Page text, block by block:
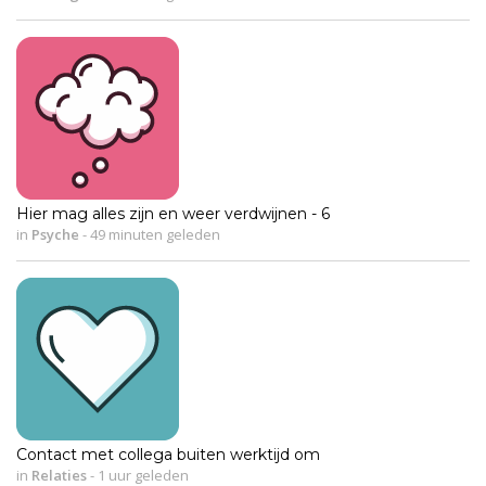
Hier mag alles zijn en weer verdwijnen - 6
in Psyche -49 minuten geleden
Contact met collega buiten werktijd om
in Relaties- 1 uur geleden